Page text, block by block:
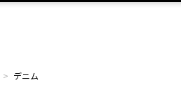
デニム